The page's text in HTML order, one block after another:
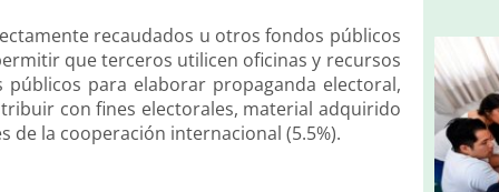
recaudados u otros fondos públicos
que terceros utilicen oficinas y recursos
para elaborar propaganda electoral,
con fines electorales, material adquirido
la cooperación internacional (5.5%).